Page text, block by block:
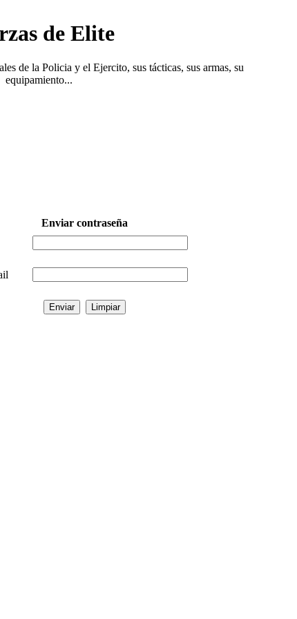
de Elite
de la Policia y el Ejercito, sus tácticas, sus armas, su
equipamiento...
Enviar contraseña